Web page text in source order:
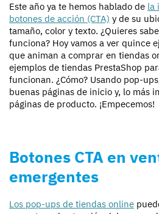
Este año ya te hemos hablado de la
botones de acción (CTA) y de su
tamaño, color y texto. ¿Quieres
funciona? Hoy vamos a ver quince
que animan a comprar en tiendas
ejemplos de tiendas PrestaShop
funcionan. ¿Cómo? Usando pop-
buenas páginas de inicio y, lo más
páginas de producto. ¡Empecemos!
Botones CTA en
emergentes
Los pop-ups de tiendas online